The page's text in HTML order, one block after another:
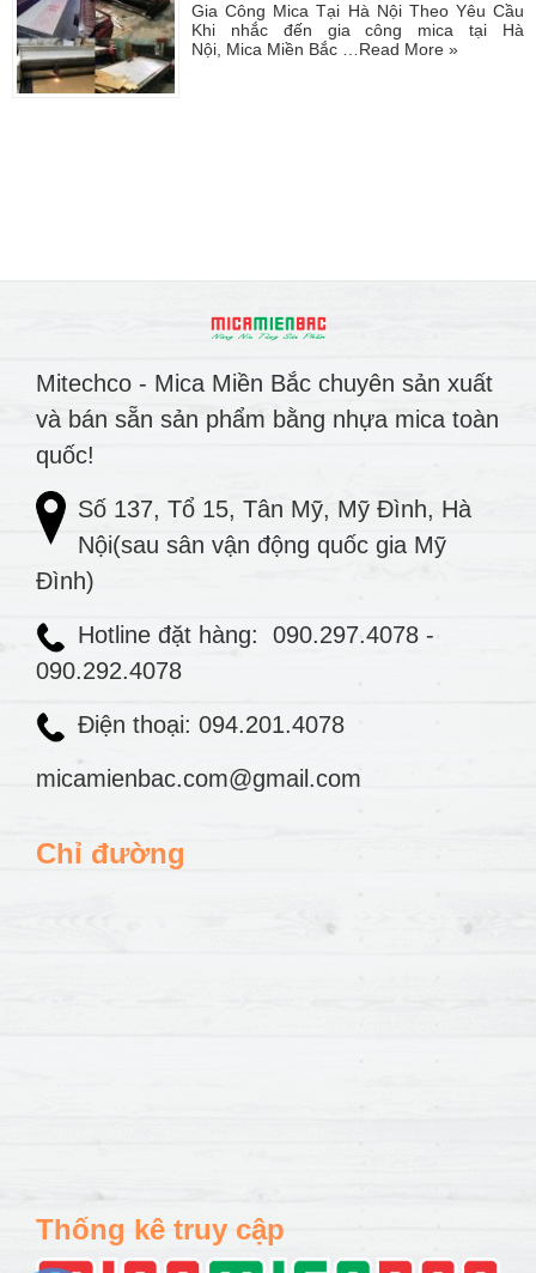
Gia Công Mica Tại Hà Nội Theo Yêu Cầu
Khi nhắc đến gia công mica tại Hà
Nội, Mica Miền Bắc …Read More »
Mitechco - Mica Miền Bắc chuyên sản xuất
và bán sẵn sản phẩm bằng nhựa mica toàn
quốc!
Số 137, Tổ 15, Tân Mỹ, Mỹ Đình, Hà
Nội(sau sân vận động quốc gia Mỹ
Đình)
Hotline đặt hàng: 090.297.4078 -
090.292.4078
Điện thoại: 094.201.4078
micamienbac.com@gmail.com
Chỉ đường
Thống kê truy cập